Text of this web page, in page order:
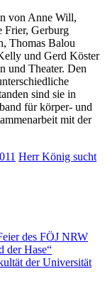
von Anne Will,
Frier, Gerburg
Thomas Balou
und Gerd Köster
und Theater. Den
sind sie in
für körper- und
mit der
Herr König sucht
des FÖJ NRW
der Hase“
der Universität